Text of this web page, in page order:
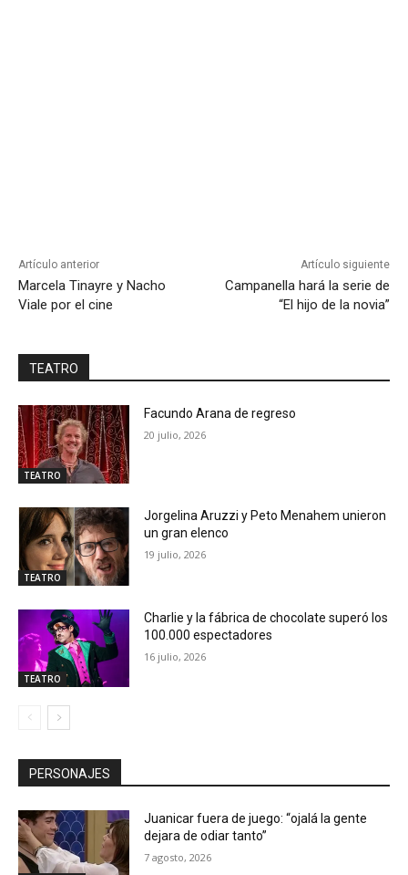
Artículo anterior
Marcela Tinayre y Nacho
Viale por el cine
Artículo siguiente
Campanella hará la serie de
“El hijo de la novia”
TEATRO
TEATRO
Facundo Arana de regreso
20 julio, 2026
TEATRO
Jorgelina Aruzzi y Peto Menahem unieron
un gran elenco
19 julio, 2026
TEATRO
Charlie y la fábrica de chocolate superó los
100.000 espectadores
16 julio, 2026
PERSONAJES
Juanicar fuera de juego: “ojalá la gente
dejara de odiar tanto”
7 agosto, 2026